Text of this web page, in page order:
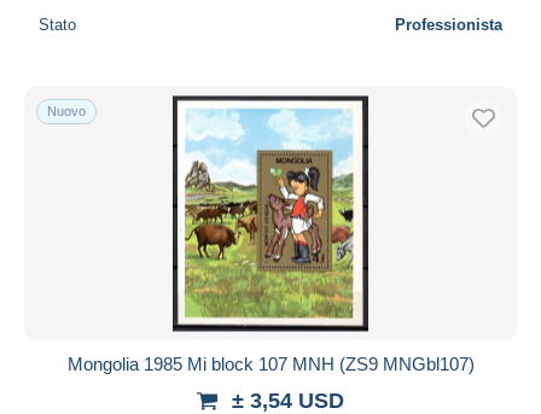
Stato Professionista
Nuovo
Mongolia 1985 Mi block 107 MNH (ZS9 MNGbl107)
± 3,54 USD